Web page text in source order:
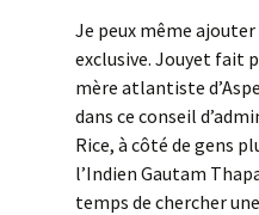
Je peux même
exclusive. Jouyet fait
mère atlantiste
dans ce conseil
Rice, à côté de gens
l’Indien Gautam
temps de chercher